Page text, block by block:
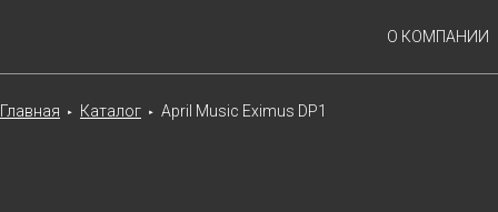
О КОМПАНИИ
Главная ► Каталог ► April Music Eximus DP1